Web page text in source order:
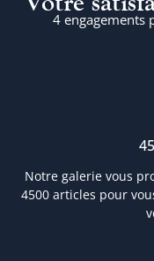
4 engagements
Notre galerie vous
4500 articles pour